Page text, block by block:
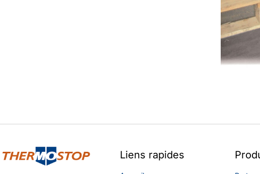
Liens rapides